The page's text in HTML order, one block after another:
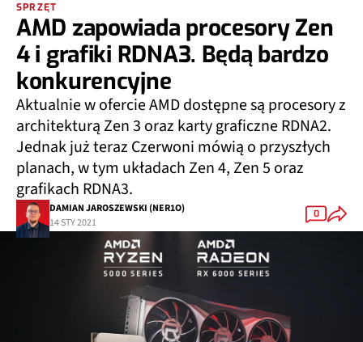
SPRZĘT
AMD zapowiada procesory Zen
4 i grafiki RDNA3. Będą bardzo
konkurencyjne
Aktualnie w ofercie AMD dostępne są procesory z
architekturą Zen 3 oraz karty graficzne RDNA2.
Jednak już teraz Czerwoni mówią o przyszłych
planach, w tym układach Zen 4, Zen 5 oraz
grafikach RDNA3.
DAMIAN JAROSZEWSKI (NER1O)
14 STY 2021
0